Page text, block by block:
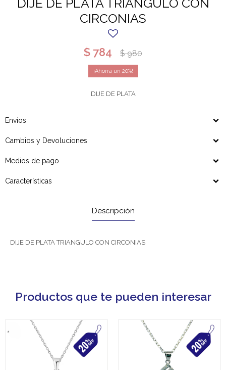
DIJE DE PLATA TRIANGULO CON
CIRCONIAS
$ 784 $ 980
20
DIJE DE PLATA
Envíos
Cambios y Devoluciones
Medios de pago
Características
Descripción
DIJE DE PLATA TRIANGULO CON CIRCONIAS
Productos que te pueden interesar